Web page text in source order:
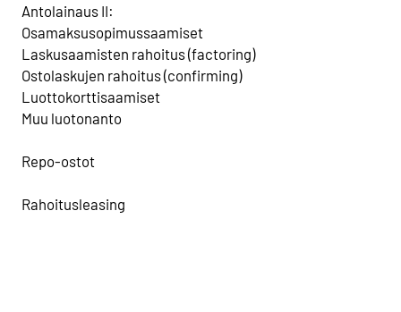
Antolainaus II:
Osamaksusopimussaamiset
Laskusaamisten rahoitus (factoring)
Ostolaskujen rahoitus (confirming)
Luottokorttisaamiset
Muu luotonanto
Repo-ostot
Rahoitusleasing